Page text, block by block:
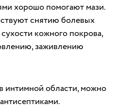
хорошо помогают мази.
снятию болевых
кожного покрова,
заживлению
интимной области, можно